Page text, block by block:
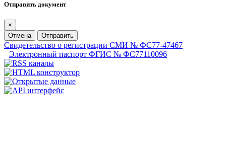
Отправить документ
×
Отмена
Отправить
Свидетельство о регистрации СМИ № ФС77-47467
Электронный паспорт ФГИС № ФС77110096